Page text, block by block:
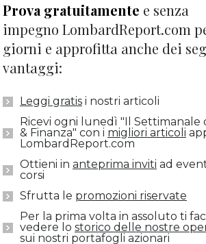
Prova gratuitamente e senza
impegno LombardReport.com
giorni e approfitta anche dei
vantaggi:
Leggi gratis i nostri articoli
Ricevi ogni lunedì "Il Settimanale
& Finanza" con i migliori articoli
LombardReport.com
Ottieni in anteprima inviti ad
corsi
Sfrutta le promozioni riservate
Per la prima volta in assoluto ti
vedere lo storico delle nostre
sui nostri portafogli azionari